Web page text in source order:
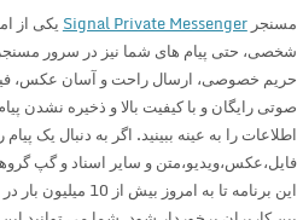
مسنجرSignal Private Messenger یکی از
شخصی، حتی پیام های شما نیز در سرور
حریم خصوصی، ارسال راحت و آسان عکس،
صوتی رایگان و با کیفیت بالا و ذخیره
اطلاعات را به عینه ببینید. اگر به دنبال یک
فایل،عکس،ویدیو،متن و سایر اسناد و گپ
این برنامه تا